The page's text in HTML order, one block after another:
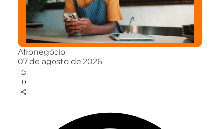
Afronegócio
07 de agosto de 2026
0